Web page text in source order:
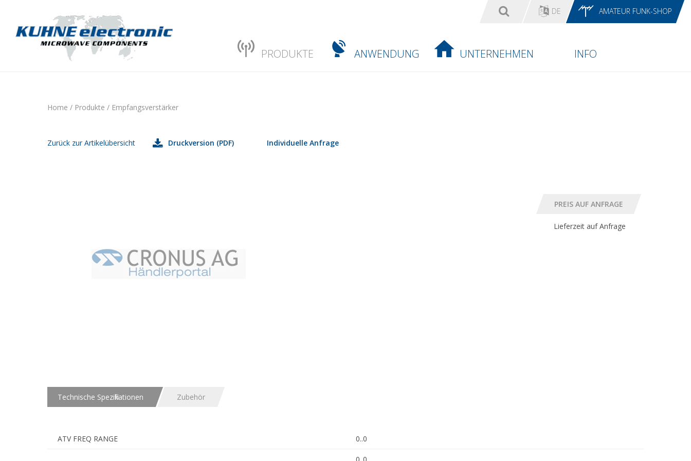
DE AMATEUR FUNK-SHOP
PRODUKTE ANWENDUNG UNTERNEHMEN INFO
Home / Produkte / Empfangsverstärker
Zurück zur Artikelübersicht Druckversion (PDF) Individuelle Anfrage
Lieferzeit auf Anfrage
Technische Spezifikationen Zubehör
ATV FREQ RANGE 0..0
0..0